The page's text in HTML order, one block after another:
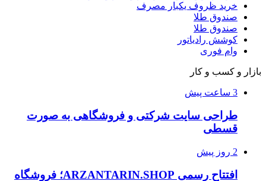
خرید ظروف یکبار مصرف
صندوق طلا
صندوق طلا
کوشش رادیاتور
وام فوری
بازار و کسب و کار
3 ساعت پیش
طراحی سایت شرکتی و فروشگاهی به صورت
قسطی
2 روز پیش
افتتاح رسمی ARZANTARIN.SHOP؛ فروشگاه